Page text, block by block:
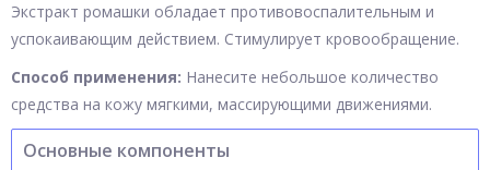
Экстракт ромашки обладает противовоспалительным и
успокаивающим действием. Стимулирует кровообращение.
Способ применения: Нанесите небольшое количество
средства на кожу мягкими, массирующими движениями.
Основные компоненты